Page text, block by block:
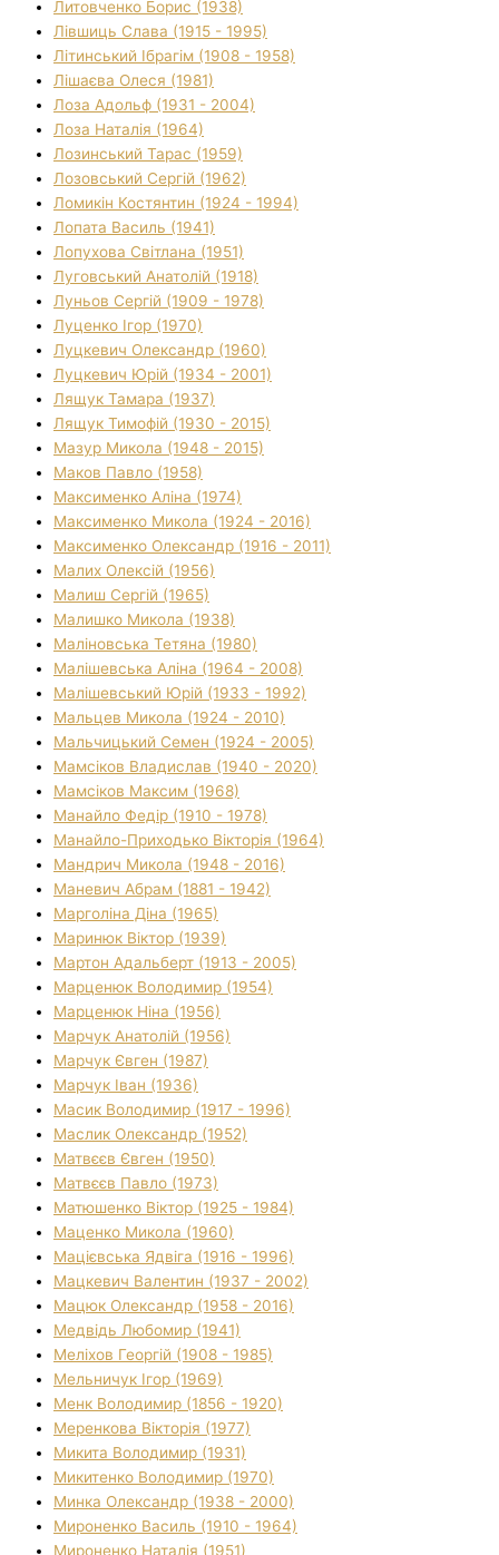
Литовченко Борис (1938)
Лівшиць Слава (1915 - 1995)
Літинський Ібрагім (1908 - 1958)
Лішаєва Олеся (1981)
Лоза Адольф (1931 - 2004)
Лоза Наталія (1964)
Лозинський Тарас (1959)
Лозовський Сергій (1962)
Ломикін Костянтин (1924 - 1994)
Лопата Василь (1941)
Лопухова Світлана (1951)
Луговський Анатолій (1918)
Луньов Сергій (1909 - 1978)
Луценко Ігор (1970)
Луцкевич Олександр (1960)
Луцкевич Юрій (1934 - 2001)
Лящук Тамара (1937)
Лящук Тимофій (1930 - 2015)
Мазур Микола (1948 - 2015)
Маков Павло (1958)
Максименко Аліна (1974)
Максименко Микола (1924 - 2016)
Максименко Олександр (1916 - 2011)
Малих Олексій (1956)
Малиш Сергій (1965)
Малишко Микола (1938)
Маліновська Тетяна (1980)
Малішевська Аліна (1964 - 2008)
Малішевський Юрій (1933 - 1992)
Мальцев Микола (1924 - 2010)
Мальчицький Семен (1924 - 2005)
Мамсіков Владислав (1940 - 2020)
Мамсіков Максим (1968)
Манайло Федір (1910 - 1978)
Манайло-Приходько Вікторія (1964)
Мандрич Микола (1948 - 2016)
Маневич Абрам (1881 - 1942)
Марголіна Діна (1965)
Маринюк Віктор (1939)
Мартон Адальберт (1913 - 2005)
Марценюк Володимир (1954)
Марценюк Ніна (1956)
Марчук Анатолій (1956)
Марчук Євген (1987)
Марчук Іван (1936)
Масик Володимир (1917 - 1996)
Маслик Олександр (1952)
Матвєєв Євген (1950)
Матвєєв Павло (1973)
Матюшенко Віктор (1925 - 1984)
Маценко Микола (1960)
Мацієвська Ядвіга (1916 - 1996)
Мацкевич Валентин (1937 - 2002)
Мацюк Олександр (1958 - 2016)
Медвідь Любомир (1941)
Меліхов Георгій (1908 - 1985)
Мельничук Ігор (1969)
Менк Володимир (1856 - 1920)
Меренкова Вікторія (1977)
Микита Володимир (1931)
Микитенко Володимир (1970)
Минка Олександр (1938 - 2000)
Мироненко Василь (1910 - 1964)
Мироненко Наталія (1951)